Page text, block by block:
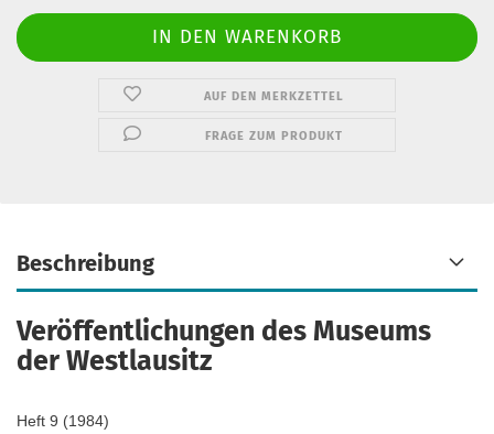
AUF DEN MERKZETTEL
FRAGE ZUM PRODUKT
Beschreibung
Veröffentlichungen des Museums
der Westlausitz
Heft 9 (1984)